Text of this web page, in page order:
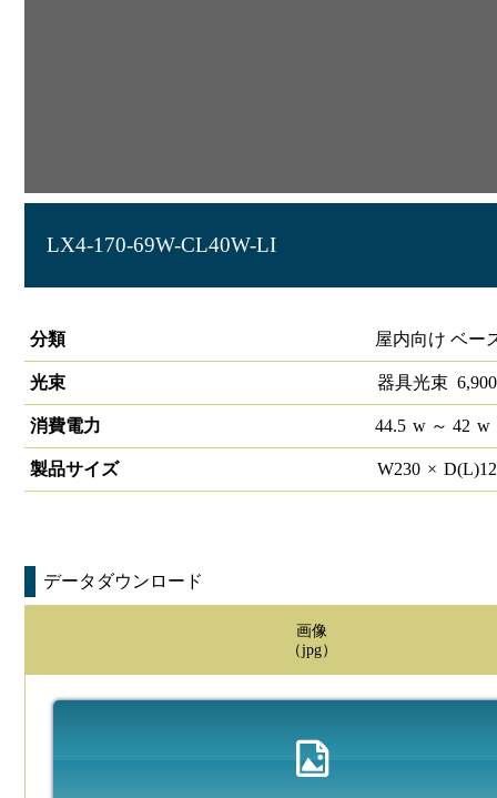
LX4-170-69W-CL40W-LI
分類
屋内向け ベー
光束 器具光束 6,900
消費電力 44.5 w～ 42 w
製品サイズ W230 × D(L)
データダウンロード
画像
（jpg）